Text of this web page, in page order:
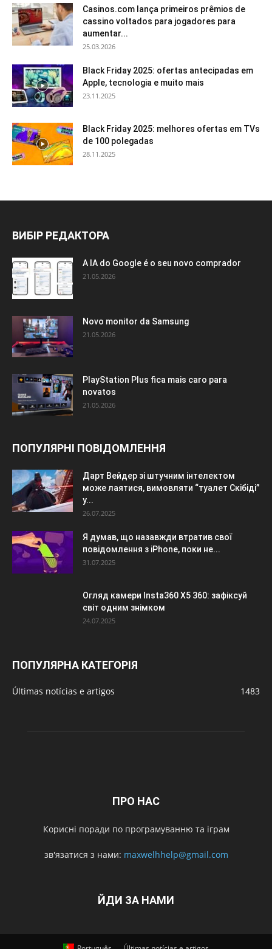
Casinos.com lança primeiros prêmios de
cassino voltados para jogadores para
aumentar...
25.03.2026
Black Friday 2025: ofertas antecipadas em
Apple, tecnologia e muito mais
23.11.2025
Black Friday 2025: melhores ofertas em TVs
de 100 polegadas
28.11.2025
ВИБІР РЕДАКТОРА
A IA do Google é o seu novo comprador
21.05.2026
Novo monitor da Samsung
21.05.2026
PlayStation Plus fica mais caro para
novatos
21.05.2026
ПОПУЛЯРНІ ПОВІДОМЛЕННЯ
Дарт Вейдер зі штучним інтелектом
може лаятися, вимовляти “туалет Скібіді”
у...
26.07.2025
Я думав, що назавжди втратив свої
повідомлення з iPhone, поки не...
31.07.2025
Огляд камери Insta360 X5 360: зафіксуй
світ одним знімком
24.07.2025
ПОПУЛЯРНА КАТЕГОРІЯ
Últimas notícias e artigos 1483
ПРО НАС
Корисні поради по програмуванню та іграм
зв'язатися з нами: maxwelhhelp@gmail.com
ЙДИ ЗА НАМИ